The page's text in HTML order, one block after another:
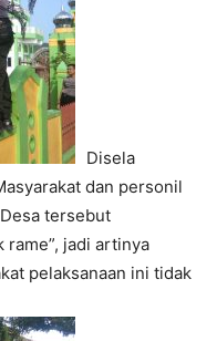
Disela
dan personil
tersebut
rame”, jadi artinya
pelaksanaan ini tidak